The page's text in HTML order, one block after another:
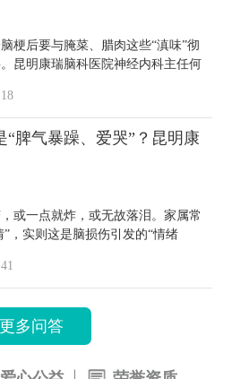
梗后要与腌菜、腊肉这些“滇味”彻
昆明康瑞脑科医院神经内科主任何
“脾气暴躁、爱哭”？昆明康
或一点就炸，或无故落泪。家属常
”，实则这是脑损伤引发的“情绪
更多问答